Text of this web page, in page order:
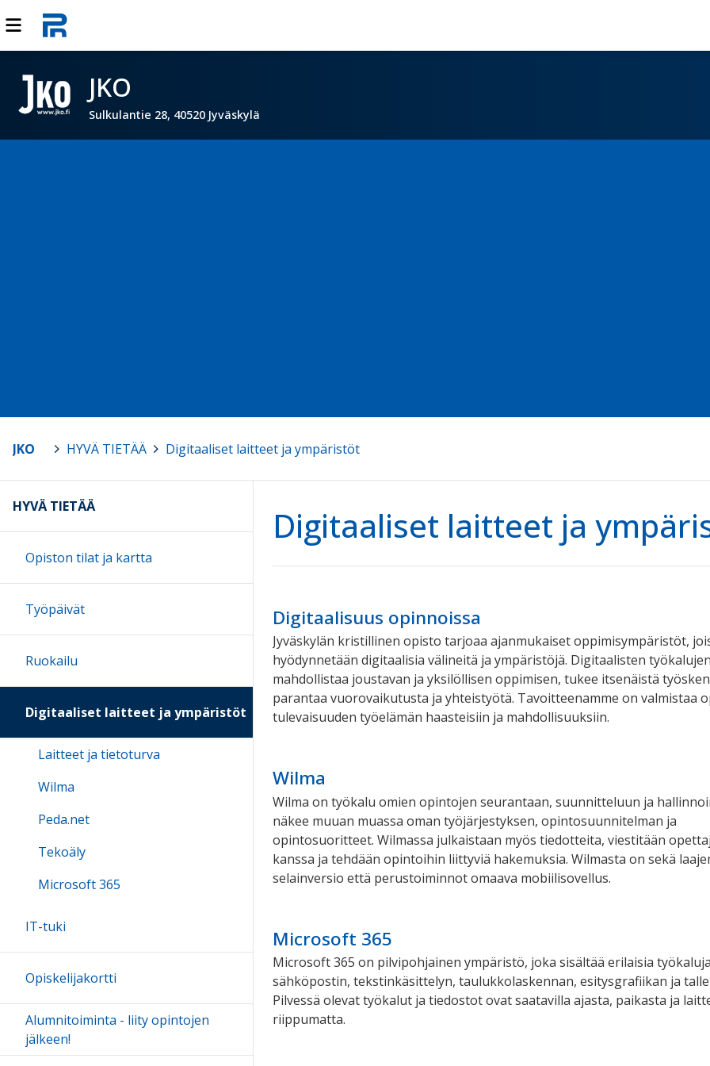
JKO
Sulkulantie 28, 40520 Jyväskylä
JKO HYVÄ TIETÄÄ Digitaaliset laitteet ja ympäristöt
Digitaaliset laitteet ja
Digitaalisuus opinnoissa
Jyväskylän kristillinen opisto tarjoaa ajanmukaiset oppimisympäristöt,
hyödynnetään digitaalisia välineitä ja ympäristöjä. Digitaalisten
mahdollistaa joustavan ja yksilöllisen oppimisen, tukee itsenäistä
parantaa vuorovaikutusta ja yhteistyötä. Tavoitteenamme on valmistaa
tulevaisuuden työelämän haasteisiin ja mahdollisuuksiin.
Wilma
Wilma on työkalu omien opintojen seurantaan, suunnitteluun ja
näkee muuan muassa oman työjärjestyksen, opintosuunnitelman ja
opintosuoritteet. Wilmassa julkaistaan myös tiedotteita, viestitään
kanssa ja tehdään opintoihin liittyviä hakemuksia. Wilmasta on sekä
selainversio että perustoiminnot omaava mobiilisovellus.
Microsoft 365
Microsoft 365 on pilvipohjainen ympäristö, joka sisältää erilaisia
sähköpostin, tekstinkäsittelyn, taulukkolaskennan, esitysgrafiikan ja
Pilvessä olevat työkalut ja tiedostot ovat saatavilla ajasta, paikasta ja
riippumatta.
HYVÄ TIETÄÄ
Opiston tilat ja kartta
Työpäivät
Ruokailu
Digitaaliset laitteet ja ympäristöt
Laitteet ja tietoturva
Wilma
Peda.net
Tekoäly
Microsoft 365
IT-tuki
Opiskelijakortti
Alumnitoiminta - liity opintojen
jälkeen!